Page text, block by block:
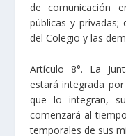
de comunicación
públicas y privadas;
del Colegio y las
Artículo 8°. La
estará integrada
que lo integran,
comenzará al
temporales de sus